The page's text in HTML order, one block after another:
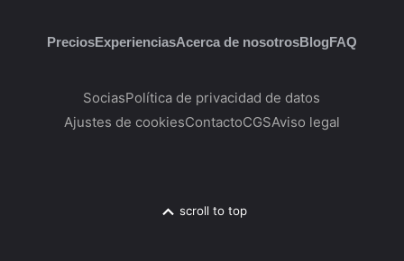
PreciosExperienciasAcerca de nosotrosBlogFAQ
SociasPolítica de privacidad de datos
Ajustes de cookiesContactoCGSAviso legal
scroll to top